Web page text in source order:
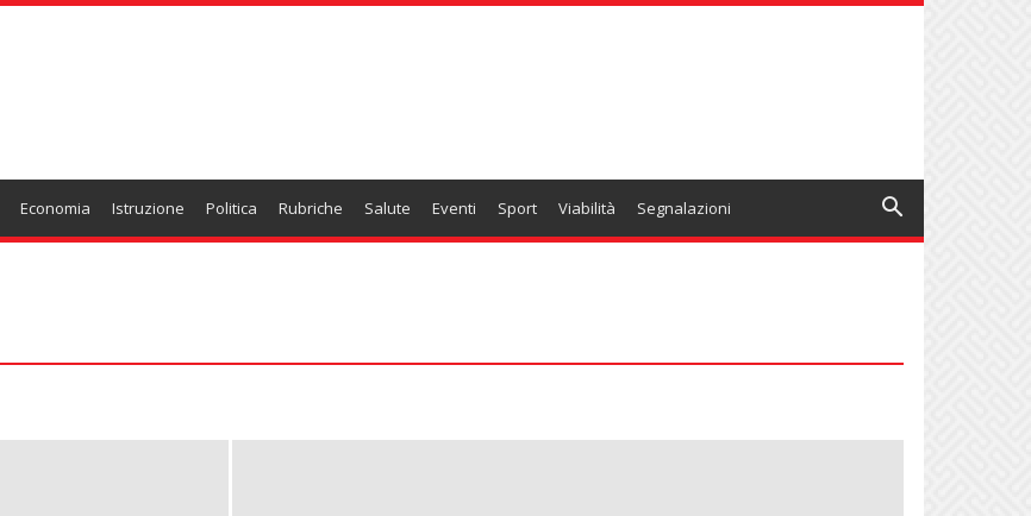
Economia Istruzione Politica Rubriche Salute Eventi Sport Viabilità Segnalazioni
Sicurezza Solidarietà
Sport